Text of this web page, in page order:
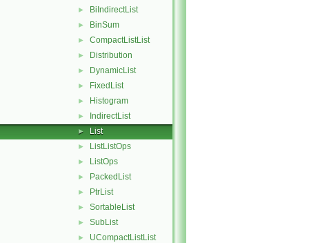
► BiIndirectList
► BinSum
► CompactListList
► Distribution
► DynamicList
► FixedList
► Histogram
► IndirectList
► List
► ListListOps
► ListOps
► PackedList
► PtrList
► SortableList
► SubList
► UCompactListList